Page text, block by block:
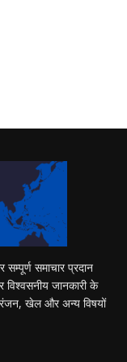
समाचार प्रदान
जानकारी के
खेल और अन्य विषयों